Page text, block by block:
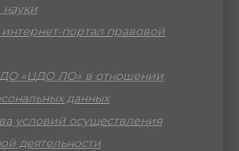
портал правовой
ДО «ЦДО ЛО» в отношении
данных
условий осуществления
деятельности